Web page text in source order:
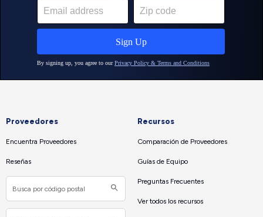
Proveedores
Encuentra Proveedores
Reseñas
Recursos
Comparación de Proveedores
Guías de Equipo
Preguntas Frecuentes
Ver todos los recursos